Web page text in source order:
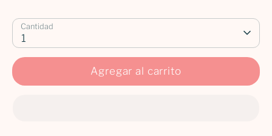
Cantidad
1
Agregar al carrito